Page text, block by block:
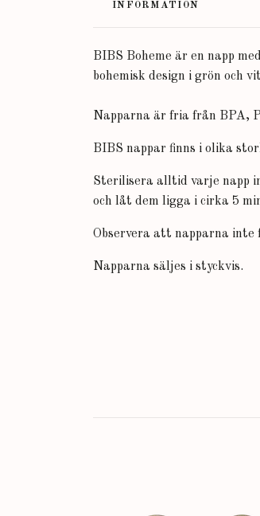
INFORMATION
BIBS Boheme är en napp
bohemisk design i grön och
Napparna är fria från BPA,
BIBS nappar finns i olika
Sterilisera alltid varje napp
och låt dem ligga i cirka 5
Observera att napparna inte
Napparna säljes i styckvis.